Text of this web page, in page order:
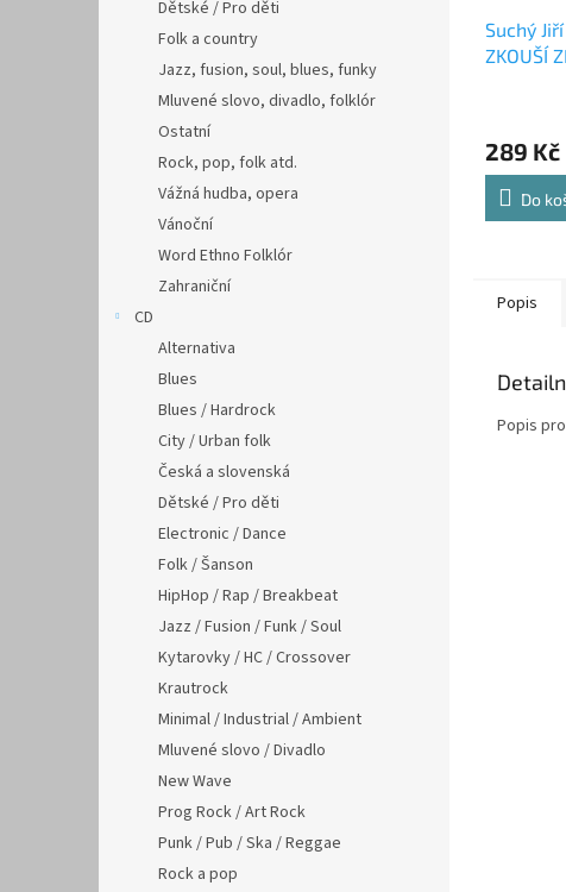
Dětské / Pro děti
Folk a country
Jazz, fusion, soul, blues, funky
Mluvené slovo, divadlo, folklór
Ostatní
Rock, pop, folk atd.
Vážná hudba, opera
Vánoční
Word Ethno Folklór
Zahraniční
CD
Alternativa
Blues
Blues / Hardrock
City / Urban folk
Česká a slovenská
Dětské / Pro děti
Electronic / Dance
Folk / Šanson
HipHop / Rap / Breakbeat
Jazz / Fusion / Funk / Soul
Kytarovky / HC / Crossover
Krautrock
Minimal / Industrial / Ambient
Mluvené slovo / Divadlo
New Wave
Prog Rock / Art Rock
Punk / Pub / Ska / Reggae
Rock a pop
Suchý
ZKOUŠÍ
289 Kč
Do
Popis
Popis